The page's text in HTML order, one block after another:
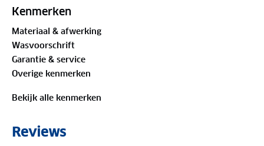
De Marlin handschoenen zijn gemaakt van
binnenkant. Hierdoor voelen ze heerlijk aan en
warmen ze je handen snel op. Stop ze in je rugzak
of heuptas om goed voorbereid te zijn.
Materiaal:
Kenmerken
Materiaal & afwerking
Wasvoorschrift
Garantie & service
Overige kenmerken
Bekijk alle kenmerken
Reviews